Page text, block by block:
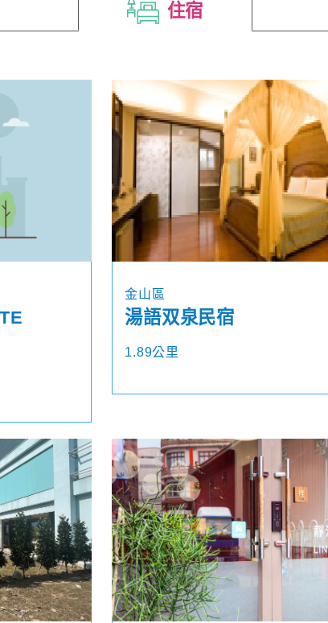
住宿
金山區
湯語双泉民宿
1.89公里